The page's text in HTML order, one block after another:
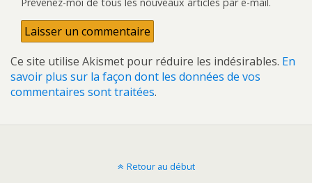
Ce site utilise Akismet pour réduire les indésirables. En
savoir plus sur la façon dont les données de vos
commentaires sont traitées.
Retour au début